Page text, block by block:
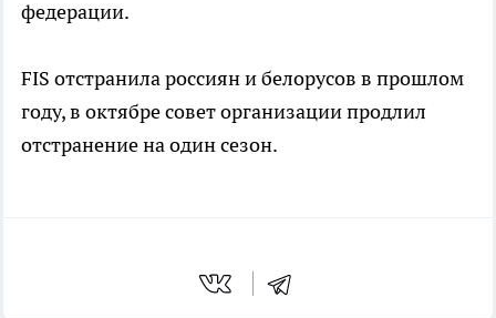
федерации.
FIS отстранила россиян и белорусов в прошлом
году, в октябре совет организации продлил
отстранение на один сезон.